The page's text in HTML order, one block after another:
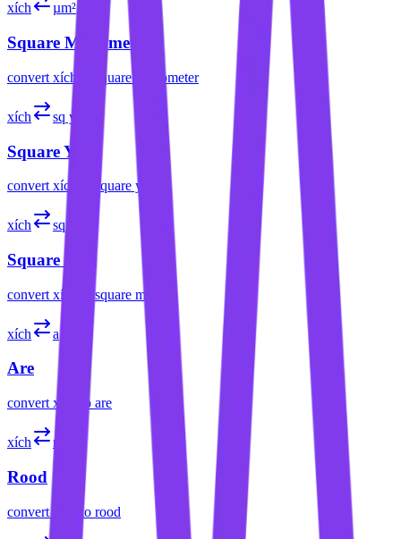
xích µm²
Square Micrometer
convert xích square micrometer
xích sq yd
Square Yard
convert xích square yard
xích sq mi
Square Mile
convert xích square mile
xích a
Are
convert xích to are
xích rood
Rood
convert to rood